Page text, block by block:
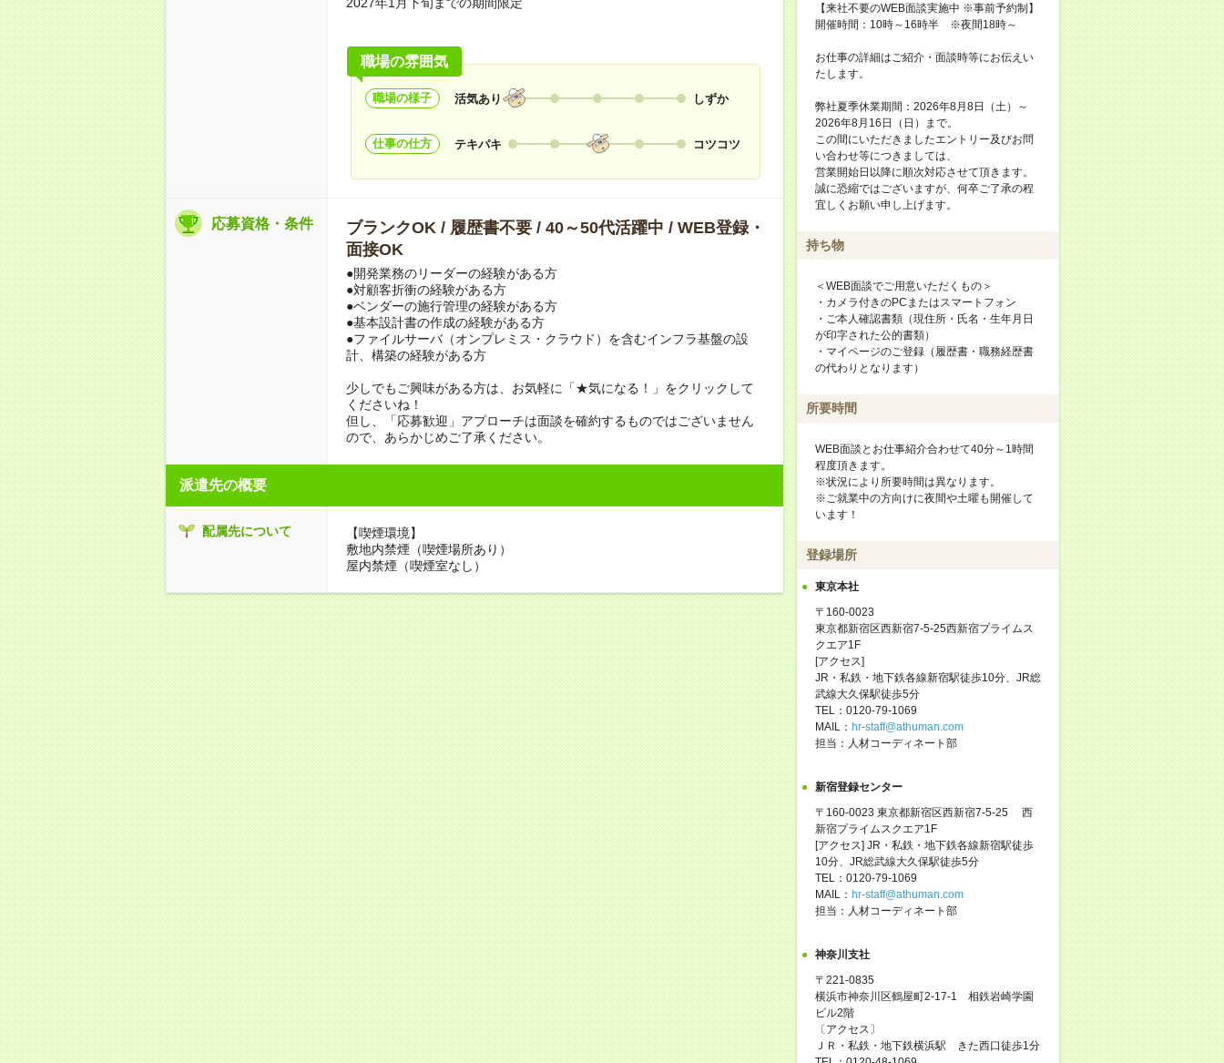
職場の雰囲気
職場の様子 活気あり しずか
仕事の仕方 テキパキ コツコツ
応募資格・条件
ブランクOK / 履歴書不要 / 40～50代活躍中 / WEB登録・
面接OK
●開発業務のリーダーの経験がある方
●対顧客折衝の経験がある方
●ベンダーの施行管理の経験がある方
●基本設計書の作成の経験がある方
●ファイルサーバ（オンプレミス・クラウド）を含むインフラ基盤の設
計、構築の経験がある方
少しでもご興味がある方は、お気軽に「★気になる！」をクリックして
くださいね！
但し、「応募歓迎」アプローチは面談を確約するものではございません
ので、あらかじめご了承ください。
派遣先の概要
配属先について
【喫煙環境】
敷地内禁煙（喫煙場所あり）
屋内禁煙（喫煙室なし）
【来社不要のWEB面談実施中 ※事前予約制】
開催時間：10時～16時半 ※夜間18時～
お仕事の詳細はご紹介・面談時等にお伝えい
たします。
弊社夏季休業期間：2026年8月8日（土）～
2026年8月16日（日）まで。
この間にいただきましたエントリー及びお問
い合わせ等につきましては、
営業開始日以降に順次対応させて頂きます。
誠に恐縮ではございますが、何卒ご了承の程
宜しくお願い申し上げます。
持ち物
＜WEB面談でご用意いただくもの＞
・カメラ付きのPCまたはスマートフォン
・ご本人確認書類（現住所・氏名・生年月日
が印字された公的書類）
・マイページのご登録（履歴書・職務経歴書
の代わりとなります）
所要時間
WEB面談とお仕事紹介合わせて40分～1時間
程度頂きます。
※状況により所要時間は異なります。
※ご就業中の方向けに夜間や土曜も開催して
います！
登録場所
東京本社
〒160-0023
東京都新宿区西新宿7-5-25西新宿プライムス
クエア1F
[アクセス]
JR・私鉄・地下鉄各線新宿駅徒歩10分、JR総
武線大久保駅徒歩5分
TEL：0120-79-1069
MAIL： hr-staff@athuman.com
担当：人材コーディネート部
新宿登録センター
〒160-0023 東京都新宿区西新宿7-5-25 西
新宿プライムスクエア1F
[アクセス] JR・私鉄・地下鉄各線新宿駅徒歩
10分、JR総武線大久保駅徒歩5分
TEL：0120-79-1069
MAIL： hr-staff@athuman.com
担当：人材コーディネート部
神奈川支社
〒221-0835
横浜市神奈川区鶴屋町2-17-1 相鉄岩崎学園
ビル2階
〔アクセス〕
ＪＲ・私鉄・地下鉄横浜駅 きた西口徒歩1分